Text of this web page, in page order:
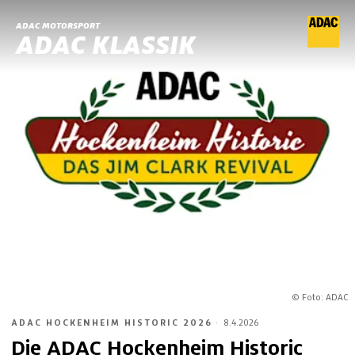
ADAC MOTORSPORT
ADAC KLASSIK
© Foto: ADAC
ADAC HOCKENHEIM HISTORIC 2026 · 8.4.2026
Die ADAC Hockenheim Historic